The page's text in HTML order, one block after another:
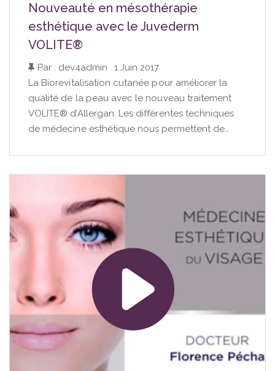
Nouveauté en mésothérapie
esthétique avec le Juvederm
VOLITE®
Par : dev4admin
1 Juin 2017
La Biorevitalisation cutanée pour améliorer la
qualité de la peau avec le nouveau traitement
VOLITE® d’Allergan. Les différentes techniques
de médecine esthétique nous permettent de…